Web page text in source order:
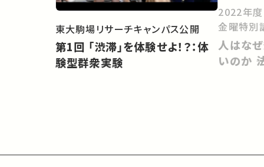
東大駒場リサーチキャンパス公開
第1回 「渋滞」を体験せよ！？：体
験型群衆実験
2022年度
金曜特別
人はな
いのか